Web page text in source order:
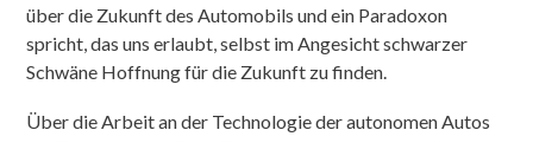
über die Zukunft des Automobils und ein Paradoxon
spricht, das uns erlaubt, selbst im Angesicht schwarzer
Schwäne Hoffnung für die Zukunft zu finden.
Über die Arbeit an der Technologie der autonomen Autos